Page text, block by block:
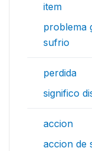
item
problema
sufrio
perdida
significo
accion
accion de